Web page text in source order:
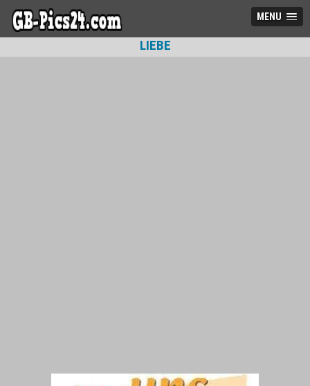
MENU
LIEBE